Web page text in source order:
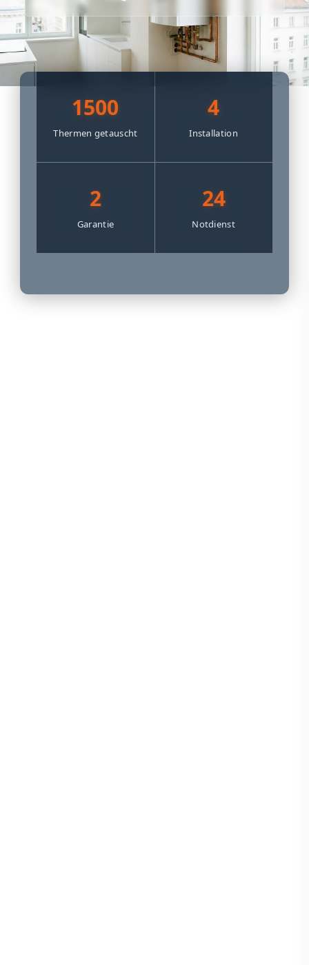
1500
Thermen getauscht
4
Installation
2
Garantie
24
Notdienst